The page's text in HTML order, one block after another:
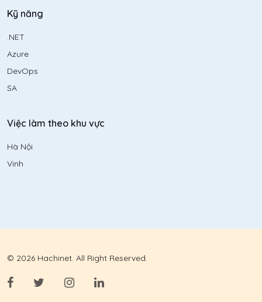
Kỹ năng
.NET
Azure
DevOps
SA
Việc làm theo khu vực
Hà Nội
Vinh
© 2026 Hachinet. All Right Reserved.